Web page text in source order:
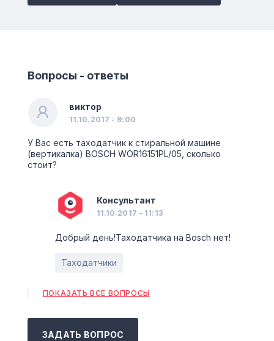
Вопросы - ответы
виктор
11.10.2017 - 9:00
У Вас есть таходатчик к стиральной машине
(вертикалка) BOSCH WOR16151PL/05, сколько
стоит?
Консультант
11.10.2017 - 11:13
Добрый день!Таходатчика на Bosch нет!
Таходатчики
ПОКАЗАТЬ ВСЕ ВОПРОСЫ
ЗАДАТЬ ВОПРОС